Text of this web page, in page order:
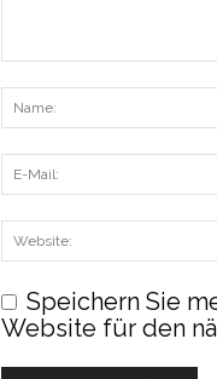
Speichern Sie
Website für den